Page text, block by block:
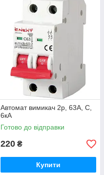
Автомат вимикач 2р, 63А, C,
6кА
Готово до відправки
220 ₴
Купити